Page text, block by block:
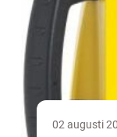
02 augusti